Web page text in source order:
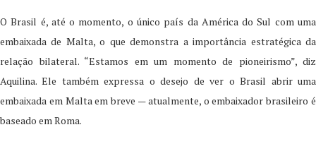
O Brasil é, até o momento, o único país da América do Sul com uma
embaixada de Malta, o que demonstra a importância estratégica da
relação bilateral. “Estamos em um momento de pioneirismo”, diz
Aquilina. Ele também expressa o desejo de ver o Brasil abrir uma
embaixada em Malta em breve — atualmente, o embaixador brasileiro é
baseado em Roma.